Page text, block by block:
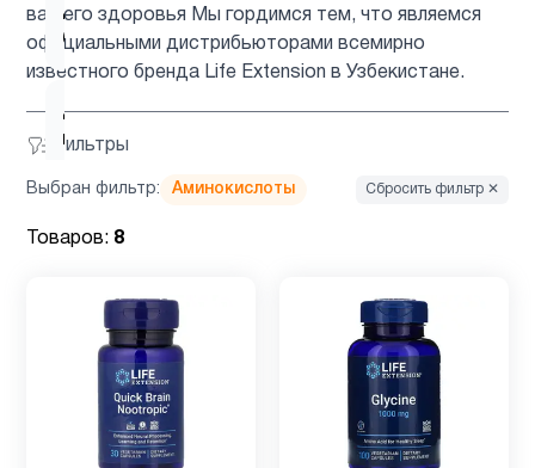
вашего здоровья Мы гордимся тем, что являемся
официальными дистрибьюторами всемирно
известного бренда Life Extension в Узбекистане.
Фильтры
Для
беременных
3
Для
печени
похудения
Женщинам 30
Здоровый
4
Выбран фильтр: Аминокислоты Сбросить фильтр ✕
Товаров: 8